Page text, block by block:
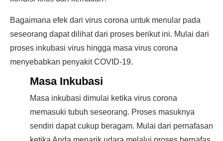
Bagaimana efek dari virus corona untuk menular pada
seseorang dapat dilihat dari proses berikut ini. Mulai dari
proses inkubasi virus hingga masa virus corona
menyebabkan penyakit COVID-19.
Masa Inkubasi
Masa inkubasi dimulai ketika virus corona
memasuki tubuh seseorang. Proses masuknya
sendiri dapat cukup beragam. Mulai dari pernafasan